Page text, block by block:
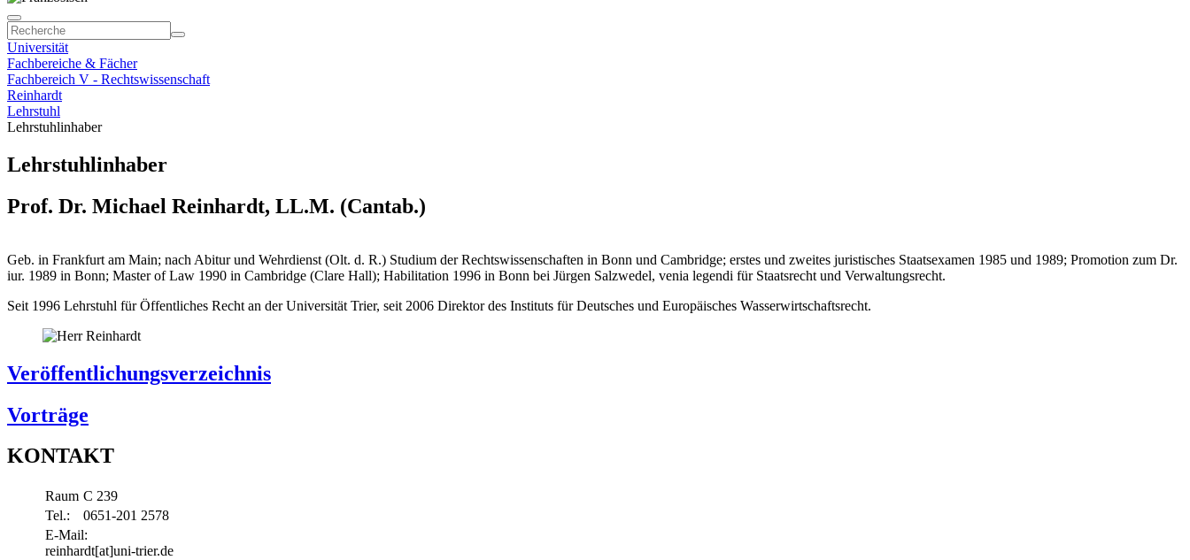
Universität
Fachbereiche & Fächer
Fachbereich V - Rechtswissenschaft
Reinhardt
Lehrstuhl
Lehrstuhlinhaber
Lehrstuhlinhaber
Prof. Dr. Michael Reinhardt, LL.M. (Cantab.)
Geb. in Frankfurt am Main; nach Abitur und Wehrdienst (Olt. d. R.) Studium der Rechtswissenschaften in Bonn und Cambridge; erstes und zweites juristisches Staatsexamen 1985 und 1989; Promotion zum Dr.
iur. 1989 in Bonn; Master of Law 1990 in Cambridge (Clare Hall); Habilitation 1996 in Bonn bei Jürgen Salzwedel, venia legendi für Staatsrecht und Verwaltungsrecht.
Seit 1996 Lehrstuhl für Öffentliches Recht an der Universität Trier, seit 2006 Direktor des Instituts für Deutsches und Europäisches Wasserwirtschaftsrecht.
Veröffentlichungsverzeichnis
Vorträge
KONTAKT
Raum C 239
Tel.:
0651-201 2578
E-Mail:
reinhardt[at]uni-trier.de